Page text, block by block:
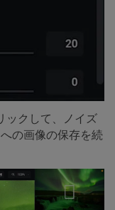
ックして、ノイズ
の画像の保存を続